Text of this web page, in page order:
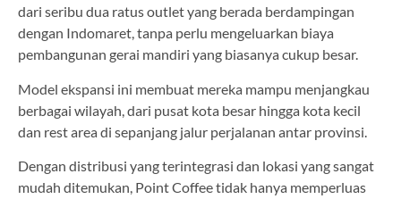
dari seribu dua ratus outlet yang berada berdampingan
dengan Indomaret, tanpa perlu mengeluarkan biaya
pembangunan gerai mandiri yang biasanya cukup besar.
Model ekspansi ini membuat mereka mampu menjangkau
berbagai wilayah, dari pusat kota besar hingga kota kecil
dan rest area di sepanjang jalur perjalanan antar provinsi.
Dengan distribusi yang terintegrasi dan lokasi yang sangat
mudah ditemukan, Point Coffee tidak hanya memperluas